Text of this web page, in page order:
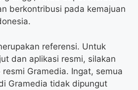
berkontribusi pada kemajuan
referensi. Untuk
dan aplikasi resmi, silakan
Gramedia. Ingat, semua
Gramedia tidak dipungut